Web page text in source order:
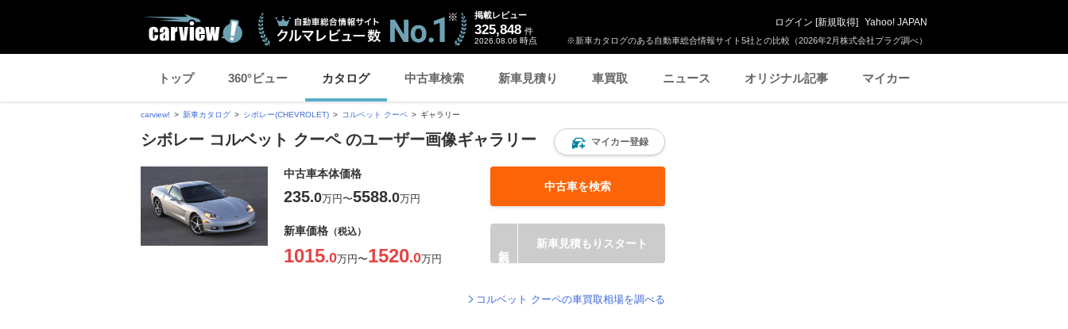
※新車カタログのある自動車総合情報サイト5社との比較（2026年2月株式会社プラグ調べ）
掲載レビュー
325,848 件
2026.08.06 時点
ログイン [新規取得] Yahoo! JAPAN
トップ 360°ビュー カタログ 中古車検索 新車見積り 車買取 ニュース オリジナル記事 マイカー
carview! 新車カタログ シボレー(CHEVROLET) コルベット クーペ ギャラリー
シボレー コルベット クーペ のユーザー画像ギャラリー マイカー登録
中古車本体価格
235.0万円〜5588.0万円
中古車を検索
新車価格 （税込）
1015.0万円〜1520.0万円
新車見積もりスタート
コルベット クーペの車買取相場を調べる